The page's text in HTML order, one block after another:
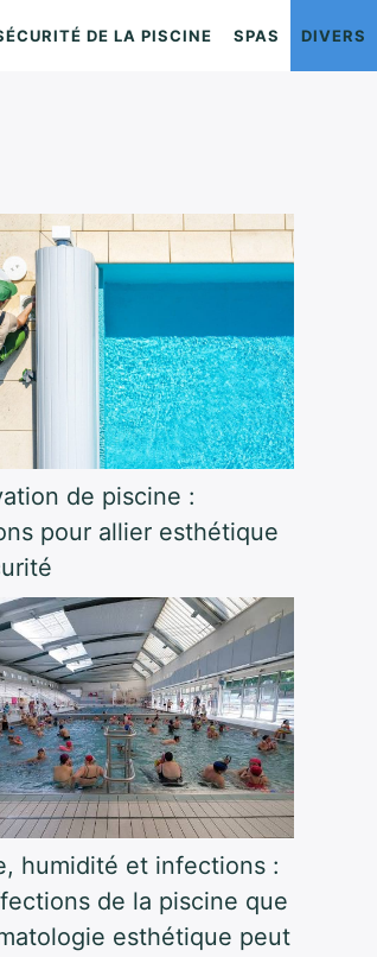
DE LA PISCINE SPAS DIVERS
de piscine :
pour allier esthétique
humidité et infections :
de la piscine que
esthétique peut